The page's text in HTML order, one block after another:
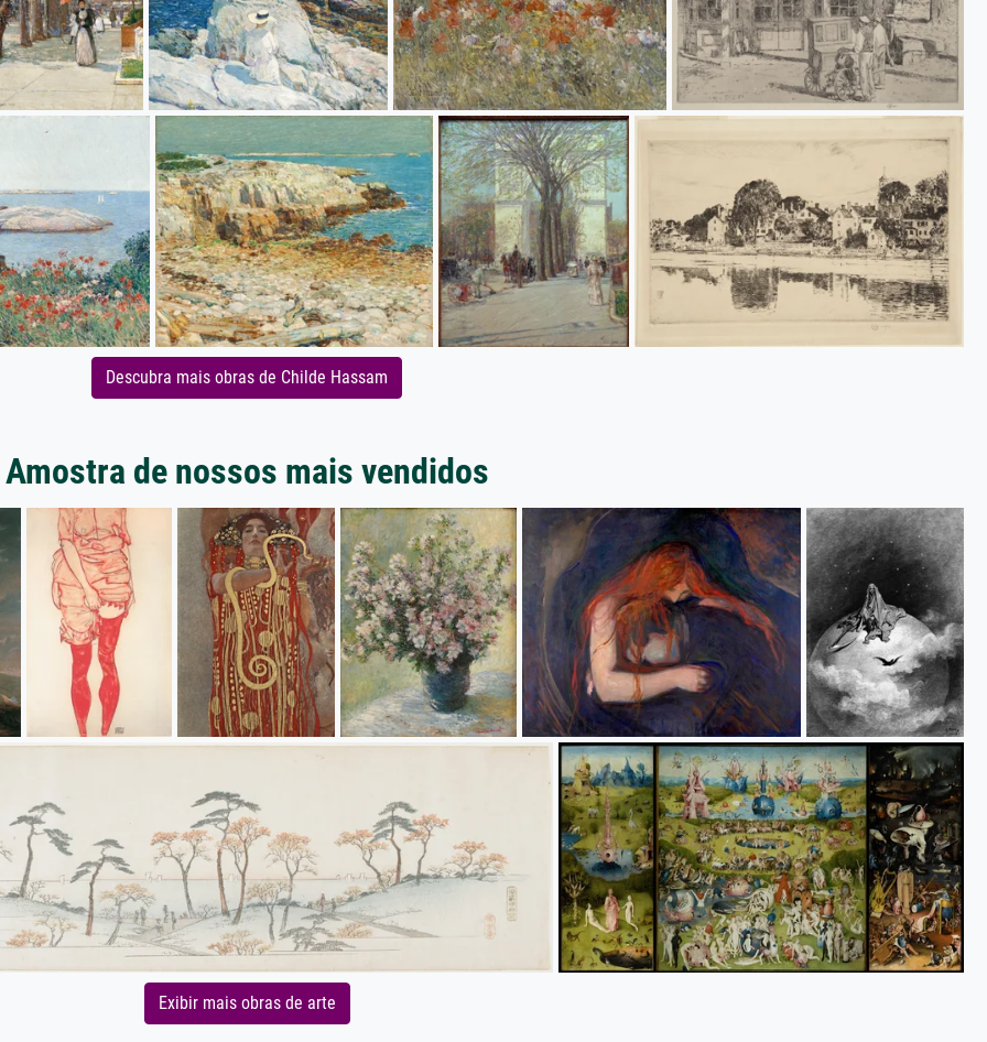
Descubra mais obras de Childe Hassam
Amostra de nossos mais vendidos
Exibir mais obras de arte